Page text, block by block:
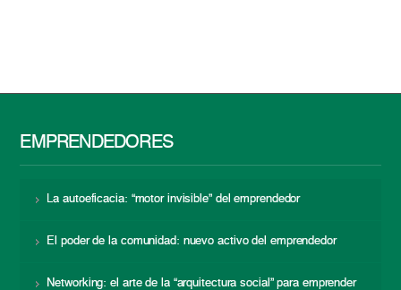
EMPRENDEDORES
La autoeficacia: “motor invisible” del emprendedor
El poder de la comunidad: nuevo activo del emprendedor
Networking: el arte de la “arquitectura social” para emprender